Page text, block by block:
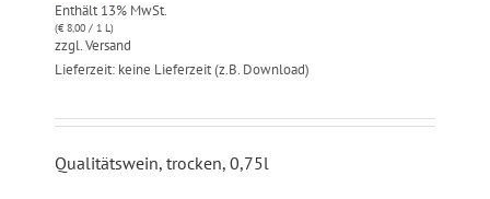
Enthält 13% MwSt.
(€8,00 / 1 L)
zzgl.Versand
Lieferzeit: keine Lieferzeit (z.B. Download)
Qualitätswein, trocken, 0,75l